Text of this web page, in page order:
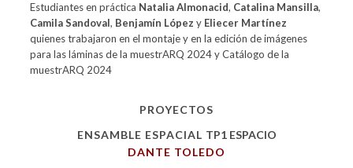
Estudiantes en práctica Natalia Almonacid, Catalina Mansilla,
Camila Sandoval, Benjamín López y Eliecer Martínez
quienes trabajaron en el montaje y en la edición de imágenes
para las láminas de la muestrARQ 2024 y Catálogo de la
muestrARQ 2024
PROYECTOS
ENSAMBLE ESPACIAL TP1 ESPACIO
DANTE TOLEDO